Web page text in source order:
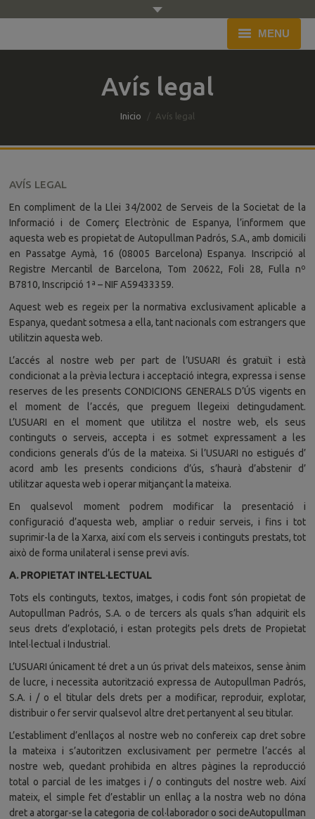
MENU
Blog
Contacte
Avís legal
Inicio Avís legal
AVÍS LEGAL
En compliment de la Llei 34/2002 de Serveis de la Societat de la
Informació i de Comerç Electrònic de Espanya, l’informem que
aquesta web es propietat de Autopullman Padrós, S.A., amb domicili
en Passatge Aymà, 16 (08005 Barcelona) Espanya. Inscripció al
Registre Mercantil de Barcelona, Tom 20622, Foli 28, Fulla nº
B7810, Inscripció 1ª – NIF A59433359.
Aquest web es regeix per la normativa exclusivament aplicable a
Espanya, quedant sotmesa a ella, tant nacionals com estrangers que
utilitzin aquesta web.
L’accés al nostre web per part de l’USUARI és gratuït i està
condicionat a la prèvia lectura i acceptació integra, expressa i sense
reserves de les presents CONDICIONS GENERALS D’ÚS vigents en
el moment de l’accés, que preguem llegeixi detingudament.
L’USUARI en el moment que utilitza el nostre web, els seus
continguts o serveis, accepta i es sotmet expressament a les
condicions generals d’ús de la mateixa. Si l’USUARI no estigués d’
acord amb les presents condicions d’ús, s’haurà d’abstenir d’
utilitzar aquesta web i operar mitjançant la mateixa.
En qualsevol moment podrem modificar la presentació i
configuració d’aquesta web, ampliar o reduir serveis, i fins i tot
suprimir-la de la Xarxa, així com els serveis i continguts prestats, tot
això de forma unilateral i sense previ avís.
A. PROPIETAT INTEL·LECTUAL
Tots els continguts, textos, imatges, i codis font són propietat de
Autopullman Padrós, S.A. o de tercers als quals s’han adquirit els
seus drets d’explotació, i estan protegits pels drets de Propietat
Intel·lectual i Industrial.
L’USUARI únicament té dret a un ús privat dels mateixos, sense ànim
de lucre, i necessita autorització expressa de Autopullman Padrós,
S.A. i / o el titular dels drets per a modificar, reproduir, explotar,
distribuir o fer servir qualsevol altre dret pertanyent al seu titular.
L’establiment d’enllaços al nostre web no confereix cap dret sobre
la mateixa i s’autoritzen exclusivament per permetre l’accés al
nostre web, quedant prohibida en altres pàgines la reproducció
total o parcial de les imatges i / o continguts del nostre web. Així
mateix, el simple fet d’establir un enllaç a la nostra web no dóna
dret a atorgar-se la categoria de col·laborador o soci deAutopullman